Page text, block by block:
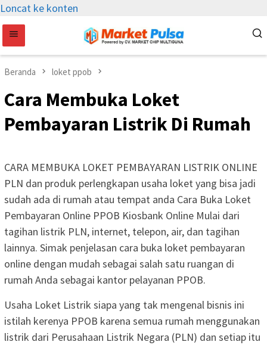
Loncat ke konten
Beranda loket ppob
Cara Membuka Loket
Pembayaran Listrik Di Rumah
CARA MEMBUKA LOKET PEMBAYARAN LISTRIK ONLINE
PLN dan produk perlengkapan usaha loket yang bisa jadi
sudah ada di rumah atau tempat anda Cara Buka Loket
Pembayaran Online PPOB Kiosbank Online Mulai dari
tagihan listrik PLN, internet, telepon, air, dan tagihan
lainnya. Simak penjelasan cara buka loket pembayaran
online dengan mudah sebagai salah satu ruangan di
rumah Anda sebagai kantor pelayanan PPOB.
Usaha Loket Listrik siapa yang tak mengenal bisnis ini
istilah kerenya PPOB karena semua rumah menggunakan
listrik dari Perusahaan Listrik Negara (PLN) dan setiap itu